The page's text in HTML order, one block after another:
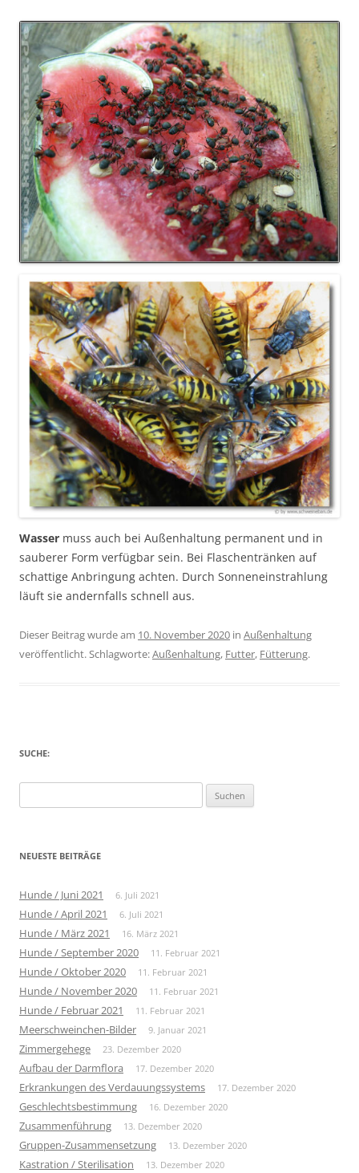
Wasser muss auch bei Außenhaltung permanent und in
sauberer Form verfügbar sein. Bei Flaschentränken auf
schattige Anbringung achten. Durch Sonneneinstrahlung
läuft sie andernfalls schnell aus.
Dieser Beitrag wurde am 10. November 2020 in Außenhaltung
veröffentlicht. Schlagworte:Außenhaltung, Futter, Fütterung.
SUCHE:
nach:
NEUESTE BEITRÄGE
Hunde / Juni 2021 6. Juli 2021
Hunde / April 2021 6. Juli 2021
Hunde / März 2021 16. März 2021
Hunde / September 2020 11. Februar 2021
Hunde / Oktober 2020 11. Februar 2021
Hunde / November 2020 11. Februar 2021
Hunde / Februar 2021 11. Februar 2021
Meerschweinchen-Bilder 9. Januar 2021
Zimmergehege 23. Dezember 2020
Aufbau der Darmflora 17. Dezember 2020
Erkrankungen des Verdauungssystems 17. Dezember 2020
Geschlechtsbestimmung 16. Dezember 2020
Zusammenführung 13. Dezember 2020
Gruppen-Zusammensetzung 13. Dezember 2020
Kastration / Sterilisation 13. Dezember 2020